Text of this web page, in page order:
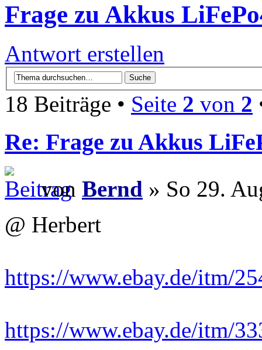
Frage zu Akkus
Antwort erstellen
18 Beiträge • Seite 2 von 2
Re: Frage zu Akkus
von Bernd » So 29.
@ Herbert
https://www.ebay.de/itm/
https://www.ebay.de/itm/